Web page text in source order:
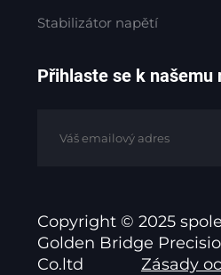
Stabilizátor napětí
Přihlaste se k našemu
Copyright © 2025
Golden Bridge
Co.ltd
Zásady